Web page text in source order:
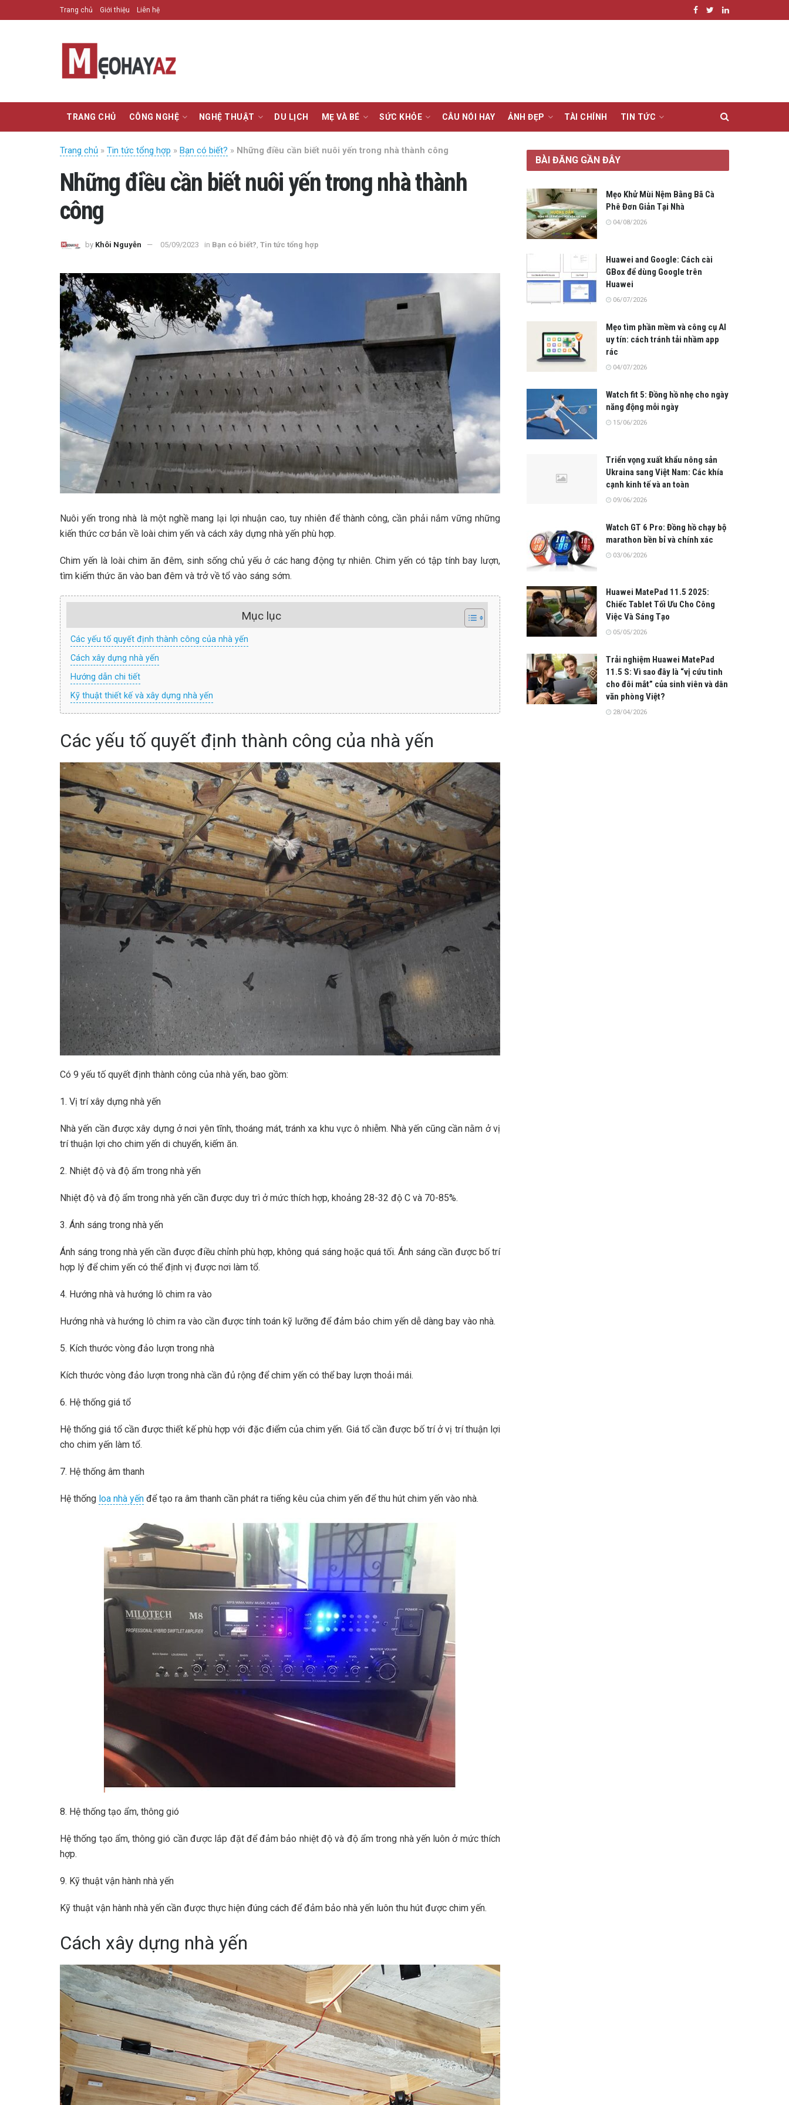
Trang chủ Giới thiệu Liên hệ
TRANG CHỦ CÔNG NGHỆ NGHỆ THUẬT DU LỊCH MẸ VÀ BÉ SỨC KHỎE CÂU NÓI HAY ẢNH ĐẸP TÀI CHÍNH TIN TỨC
Trang chủ » Tin tức tổng hợp » Bạn có biết? » Những điều cần biết nuôi yến trong nhà thành công
Những điều cần biết nuôi yến trong nhà thành
công
by Khôi Nguyễn 05/09/2023 in Bạn có biết? Tin tức tổng hợp
Nuôi yến trong nhà là một nghề mang lại lợi nhuận cao, tuy nhiên để thành công, cần phải nắm vững những
kiến thức cơ bản về loài chim yến và cách xây dựng nhà yến phù hợp.
Chim yến là loài chim ăn đêm, sinh sống chủ yếu ở các hang động tự nhiên. Chim yến có tập tính bay lượn,
tìm kiếm thức ăn vào ban đêm và trở về tổ vào sáng sớm.
Mục lục
Các yếu tố quyết định thành công của nhà yến
Cách xây dựng nhà yến
Hướng dẫn chi tiết
Kỹ thuật thiết kế và xây dựng nhà yến
Các yếu tố quyết định thành công của nhà yến
Có 9 yếu tố quyết định thành công của nhà yến, bao gồm:
1. Vị trí xây dựng nhà yến
Nhà yến cần được xây dựng ở nơi yên tĩnh, thoáng mát, tránh xa khu vực ô nhiễm. Nhà yến cũng cần nằm ở vị
trí thuận lợi cho chim yến di chuyển, kiếm ăn.
2. Nhiệt độ và độ ẩm trong nhà yến
Nhiệt độ và độ ẩm trong nhà yến cần được duy trì ở mức thích hợp, khoảng 28-32 độ C và 70-85%.
3. Ánh sáng trong nhà yến
Ánh sáng trong nhà yến cần được điều chỉnh phù hợp, không quá sáng hoặc quá tối. Ánh sáng cần được bố trí
hợp lý để chim yến có thể định vị được nơi làm tổ.
4. Hướng nhà và hướng lô chim ra vào
Hướng nhà và hướng lô chim ra vào cần được tính toán kỹ lưỡng để đảm bảo chim yến dễ dàng bay vào nhà.
5. Kích thước vòng đảo lượn trong nhà
Kích thước vòng đảo lượn trong nhà cần đủ rộng để chim yến có thể bay lượn thoải mái.
6. Hệ thống giá tổ
Hệ thống giá tổ cần được thiết kế phù hợp với đặc điểm của chim yến. Giá tổ cần được bố trí ở vị trí thuận lợi
cho chim yến làm tổ.
7. Hệ thống âm thanh
Hệ thống loa nhà yến để tạo ra âm thanh cần phát ra tiếng kêu của chim yến để thu hút chim yến vào nhà.
8. Hệ thống tạo ẩm, thông gió
Hệ thống tạo ẩm, thông gió cần được lắp đặt để đảm bảo nhiệt độ và độ ẩm trong nhà yến luôn ở mức thích
hợp.
9. Kỹ thuật vận hành nhà yến
Kỹ thuật vận hành nhà yến cần được thực hiện đúng cách để đảm bảo nhà yến luôn thu hút được chim yến.
Cách xây dựng nhà yến
BÀI ĐĂNG GẦN ĐÂY
Mẹo Khử Mùi Nệm Bằng Bã Cà
Phê Đơn Giản Tại Nhà
04/08/2026
Huawei and Google: Cách cài
GBox để dùng Google trên
Huawei
06/07/2026
Mẹo tìm phần mềm và công cụ AI
uy tín: cách tránh tải nhầm app
rác
04/07/2026
Watch fit 5: Đồng hồ nhẹ cho ngày
năng động mỗi ngày
15/06/2026
Triển vọng xuất khẩu nông sản
Ukraina sang Việt Nam: Các khía
cạnh kinh tế và an toàn
09/06/2026
Watch GT 6 Pro: Đồng hồ chạy bộ
marathon bền bỉ và chính xác
03/06/2026
Huawei MatePad 11.5 2025:
Chiếc Tablet Tối Ưu Cho Công
Việc Và Sáng Tạo
05/05/2026
Trải nghiệm Huawei MatePad
11.5 S: Vì sao đây là “vị cứu tinh
cho đôi mắt” của sinh viên và dân
văn phòng Việt?
28/04/2026